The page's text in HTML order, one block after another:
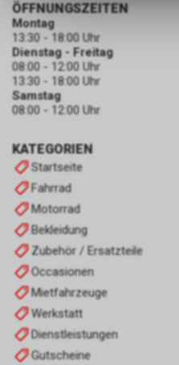
KATEGORIEN
Startseite
Fahrrad
Motorrad
Bekleidung
Zubehör / Ersatzteile
Occasionen
Mietfahrzeuge
Werkstatt
Dienstleistungen
Gutscheine
ÖFFNUNGSZEITEN
Montag
13:30 - 18:00 Uhr
Dienstag - Freitag
08:00 - 12:00 Uhr
13:30 - 18:00 Uhr
Samstag
08:00 - 12:00 Uhr